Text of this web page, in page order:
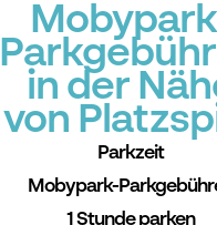
in der
von
Parkzeit
Mobypark-
1 Stunde parken